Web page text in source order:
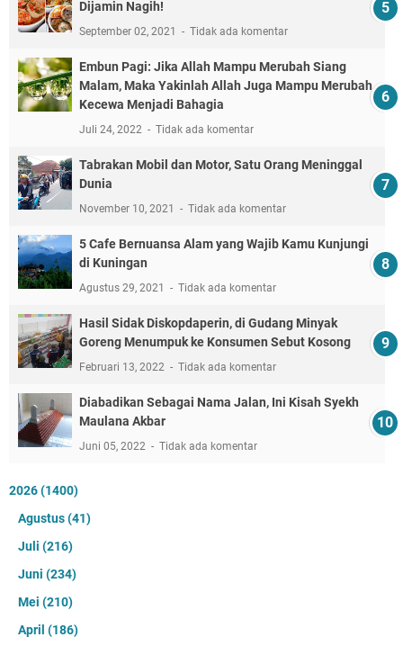
Dijamin Nagih!
September 02, 2021 Tidak ada komentar
Embun Pagi: Jika Allah Mampu Merubah Siang
Malam, Maka Yakinlah Allah Juga Mampu Merubah
Kecewa Menjadi Bahagia
Juli 24, 2022 Tidak ada komentar
Tabrakan Mobil dan Motor, Satu Orang Meninggal
Dunia
November 10, 2021 Tidak ada komentar
5 Cafe Bernuansa Alam yang Wajib Kamu Kunjungi
di Kuningan
Agustus 29, 2021 Tidak ada komentar
Hasil Sidak Diskopdaperin, di Gudang Minyak
Goreng Menumpuk ke Konsumen Sebut Kosong
Februari 13, 2022 Tidak ada komentar
Diabadikan Sebagai Nama Jalan, Ini Kisah Syekh
Maulana Akbar
Juni 05, 2022 Tidak ada komentar
2026(1400)
Agustus(41)
Juli (216)
Juni (234)
Mei (210)
April (186)